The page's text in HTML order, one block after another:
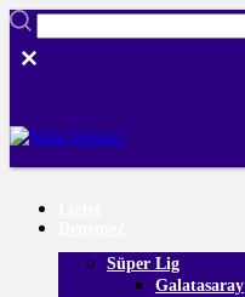
Süper Lig
Galatasaray